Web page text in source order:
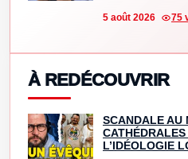
5 août 2026 75
À REDÉCOUVRIR
SCANDALE AU
L’IDÉOLOGIE